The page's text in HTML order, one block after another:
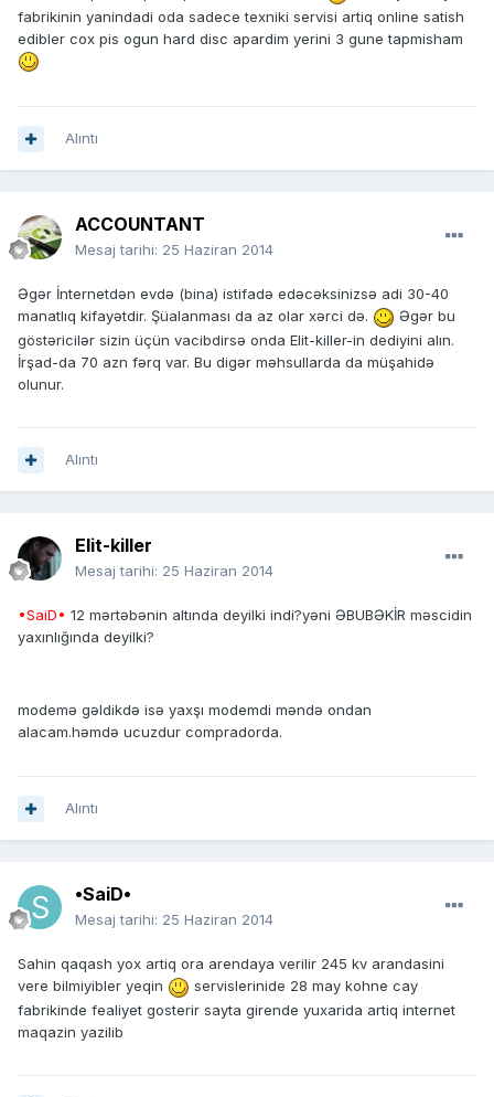
fabrikinin yanindadi oda sadece texniki servisi artiq online satish
edibler cox pis ogun hard disc apardim yerini 3 gune tapmisham
Alıntı
ACCOUNTANT
Mesaj tarihi: 25 Haziran 2014
Əgər İnternetdən evdə (bina) istifadə edəcəksinizsə adi 30-40
manatlıq kifayətdir. Şüalanması da az olar xərci də.
Əgər bu
göstəricilər sizin üçün vacibdirsə onda Elit-killer-in dediyini alın.
İrşad-da 70 azn fərq var. Bu digər məhsullarda da müşahidə
olunur.
Alıntı
Elit-killer
Mesaj tarihi: 25 Haziran 2014
•SaiD• 12 mərtəbənin altında deyilki indi?yəni ƏBUBƏKİR məscidin
yaxınlığında deyilki?
modemə gəldikdə isə yaxşı modemdi məndə ondan
alacam.həmdə ucuzdur compradorda.
Alıntı
•SaiD•
Mesaj tarihi: 25 Haziran 2014
Sahin qaqash yox artiq ora arendaya verilir 245 kv arandasini
vere bilmiyibler yeqin
servislerinide 28 may kohne cay
fabrikinde fealiyet gosterir sayta girende yuxarida artiq internet
maqazin yazilib